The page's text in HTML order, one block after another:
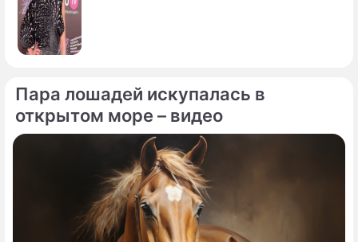
Пара лошадей искупалась в
открытом море – видео